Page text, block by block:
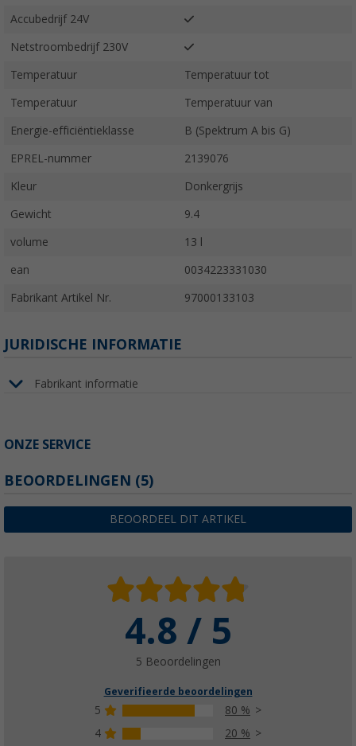
Accubedrijf 24V
Netstroombedrijf 230V
Temperatuur Temperatuur tot
Temperatuur Temperatuur van
Energie-efficiëntieklasse B (Spektrum A bis G)
EPREL-nummer 2139076
Kleur Donkergrijs
Gewicht 9.4
volume 13 l
ean 0034223331030
Fabrikant Artikel Nr. 97000133103
JURIDISCHE INFORMATIE
Fabrikant informatie
ONZE SERVICE
BEOORDELINGEN (5)
BEOORDEEL DIT ARTIKEL
4.8 / 5
5 Beoordelingen
Geverifieerde beoordelingen
5
80 %
4
20 %